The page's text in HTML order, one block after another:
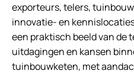
exporteurs, telers,
innovatie- en
een praktisch beeld van de
uitdagingen en kansen
tuinbouwketen, met